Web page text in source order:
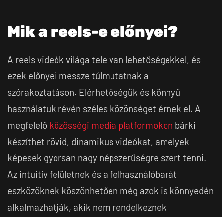
Mik a reels-e előnyei?
A reels videók világa tele van lehetőségekkel, és
ezek előnyei messze túlmutatnak a
szórakoztatáson. Elérhetőségük és könnyű
használatuk révén széles közönséget érnek el. A
megfelelő közösségi media platformokon bárki
készíthet rövid, dinamikus videókat, amelyek
képesek gyorsan nagy népszerűségre szert tenni.
Az intuitív felületnek és a felhasználóbarát
eszközöknek köszönhetően még azok is könnyedén
alkalmazhatják, akik nem rendelkeznek